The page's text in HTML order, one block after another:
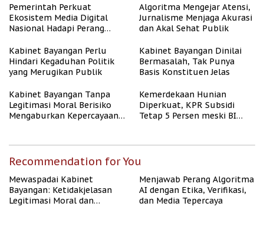
Berpenghasilan Rendah
Pemerintah Perkuat
Ekosistem Media Digital
Nasional Hadapi Perang
Algoritma Mengejar Atensi,
Jurnalisme Menjaga Akurasi
dan Akal Sehat Publik
Kabinet Bayangan Perlu
Hindari Kegaduhan Politik
yang Merugikan Publik
Kabinet Bayangan Dinilai
Bermasalah, Tak Punya
Basis Konstituen Jelas
Kabinet Bayangan Tanpa
Legitimasi Moral Berisiko
Mengaburkan Kepercayaan
Kemerdekaan Hunian
Diperkuat, KPR Subsidi
Tetap 5 Persen meski BI
Recommendation for You
Mewaspadai Kabinet
Bayangan: Ketidakjelasan
Legitimasi Moral dan
Menjawab Perang Algoritma
AI dengan Etika, Verifikasi,
dan Media Tepercaya